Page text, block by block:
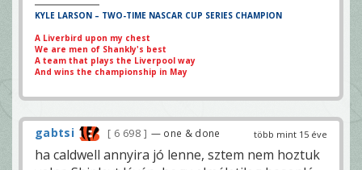
KYLE LARSON – TWO-TIME NASCAR CUP SERIES CHAMPION
A Liverbird upon my chest
We are men of Shankly's best
A team that plays the Liverpool way
And wins the championship in May
több mint 15 éve
gabtsi 6 698 — one & done
ha caldwell annyira jó lenne, sztem nem hoztuk